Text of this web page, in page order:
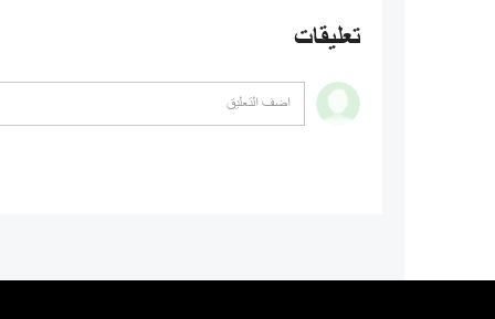
تعليقات